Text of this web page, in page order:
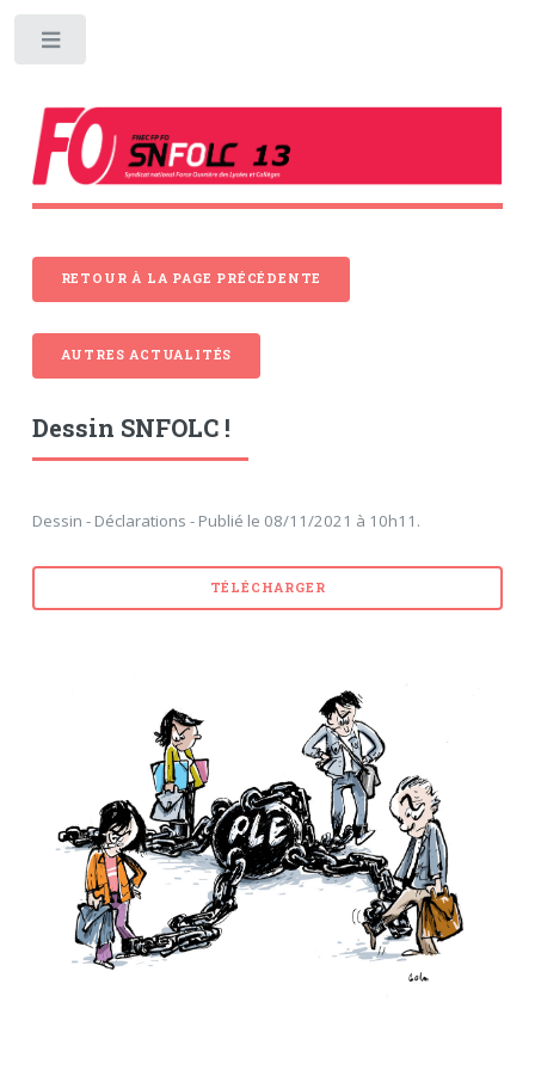
RETOUR À LA PAGE PRÉCÉDENTE
AUTRES ACTUALITÉS
Dessin SNFOLC !
Dessin - Déclarations - Publié le 08/11/2021 à 10h11.
TÉLÉCHARGER